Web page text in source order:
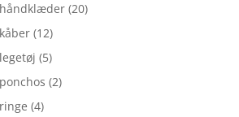
(20)
(12)
(5)
(2)
(4)